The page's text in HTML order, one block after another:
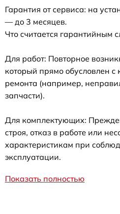
Гарантия от сервиса: на
— до 3 месяцев.
Что считается гарантийным
Для работ: Повторное
который прямо обусловлен с
ремонта (например,
запчасти).
Для комплектующих:
строя, отказ в работе или
характеристикам при
эксплуатации.
Показать полностью